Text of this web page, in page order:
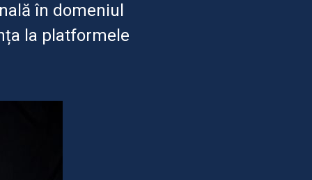
în domeniul
la platformele